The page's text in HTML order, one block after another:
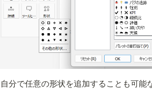
自分で任意の形状を追加することも可能